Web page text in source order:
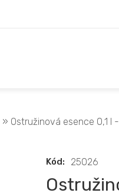
» Ostružinová esence 0,1 l
Kód: 25026